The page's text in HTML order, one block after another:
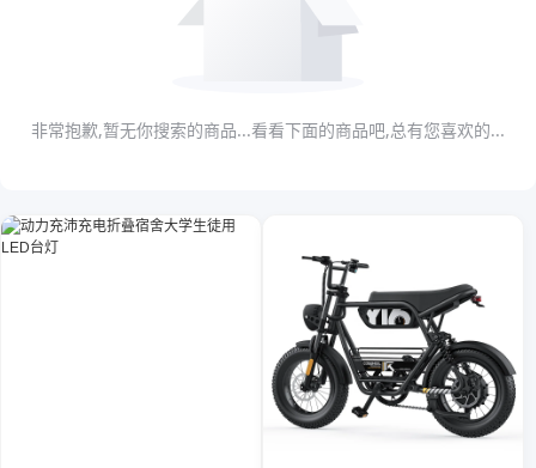
非常抱歉,暂无你搜索的商品...看看下面的商品吧,总有您喜欢的...